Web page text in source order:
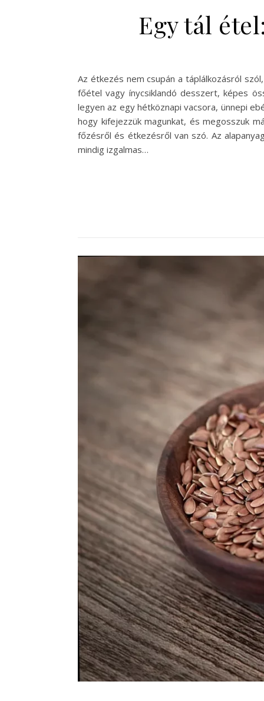
Egy tál
Az étkezés nem csupán a táplálkozásról
főétel vagy ínycsiklandó desszert, képes
legyen az egy hétköznapi vacsora, ünnepi
hogy kifejezzük magunkat, és megosszuk
főzésről és étkezésről van szó. Az
mindig izgalmas…